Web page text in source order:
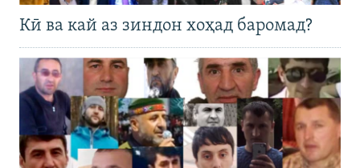
Кӣ ва кай аз зиндон хоҳад баромад?